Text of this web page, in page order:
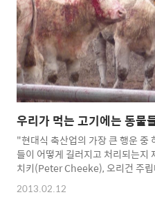
다. 단순히 재미를 위해서 말이죠.
게 동물들을 괴롭힐 때 저는 무얼
말려 보기도 했지만 별 소..
우리가 먹는 고기에는 동물
"현대식 축산업의 가장 큰 행운 중
들이 어떻게 길러지고 처리되는지
치키(Peter Cheeke), 오리건 주
련글 : 채식의 좋은 점 - (2)동물
효율적인 축산을 위해 뿔이 잘린
2013.02.12